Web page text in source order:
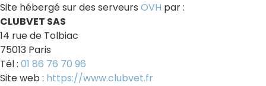
Site hébergé sur des serveurs OVH par :
CLUBVET SAS
14 rue de Tolbiac
75013 Paris
Tél : 01 86 76 70 96
Site web : https://www.clubvet.fr